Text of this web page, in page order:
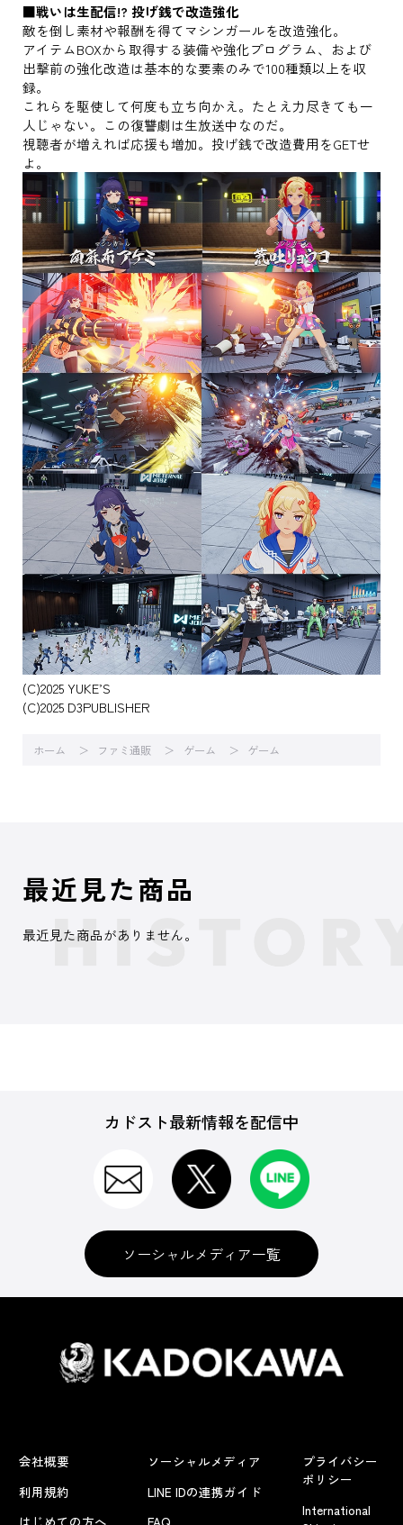
■戦いは生配信!? 投げ銭で改造強化
敵を倒し素材や報酬を得​てマシンガールを改造強化。​
アイテムBOXから取得する装備や強化プログラム​、および
出撃前の強化改造は基本的な要素のみで100種類以上を収
録。
これらを駆使して何度も立ち向か​え。たとえ力尽きても一
人じゃない。この復讐劇は生放送中なのだ。
視聴者が​増えれば応援​も増加。投げ銭​で改造費用をGETせ
よ。
(C)2025 YUKE’S
(C)2025 D3PUBLISHER
ホーム ファミ通販 ゲーム ゲーム
最近見た商品
最近見た商品がありません。
カドスト最新情報を配信中
ソーシャルメディア一覧
会社概要
利用規約
ソーシャルメディア
LINE IDの連携ガイド
プライバシー
ポリシー
International